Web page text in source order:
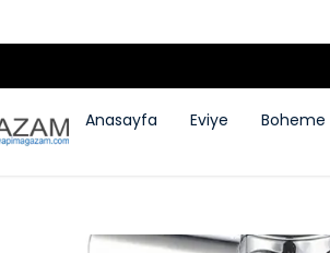
Anasayfa Eviye Boheme